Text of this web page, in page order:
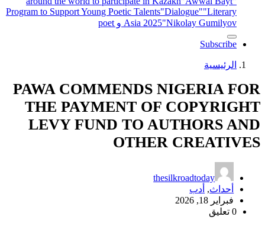
Program to Support Young Poetic Talents"Dialogue""Literary
Asia 2025"Nikolay Gumilyov و poet
Subscribe
الرئيسية
PAWA COMMENDS NIGERIA FOR
THE PAYMENT OF COPYRIGHT
LEVY FUND TO AUTHORS AND
OTHER CREATIVES
thesilkroadtoday
أحداث, أدب
فبراير 18, 2026
0 تعليق